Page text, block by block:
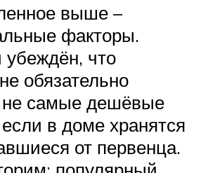
выше –
факторы.
убеждён, что
обязательно
не самые дешёвые
в доме хранятся
от первенца.